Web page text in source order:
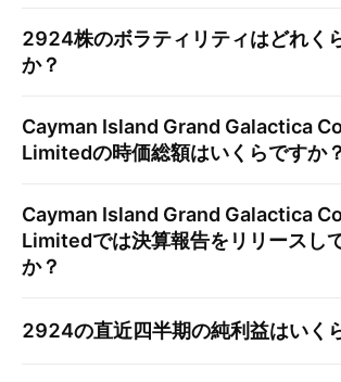
2924株のボラティリティはどれく
か？
Cayman Island Grand Galactica
Limitedの時価総額はいくらですか？
Cayman Island Grand Galactica
Limitedでは決算報告をリリースし
か？
2924の直近四半期の純利益はいく